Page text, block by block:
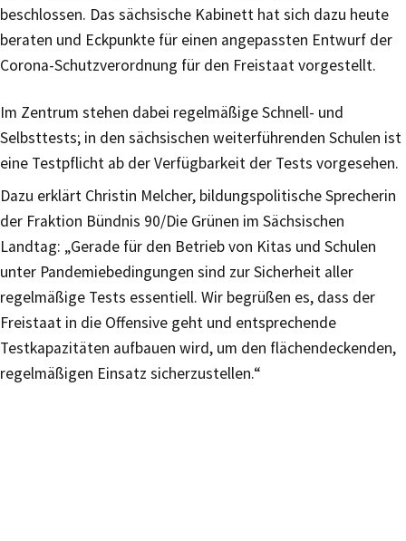
beschlossen. Das sächsische Kabinett hat sich dazu heute
beraten und Eckpunkte für einen angepassten Entwurf der
Corona-Schutzverordnung für den Freistaat vorgestellt.
Im Zentrum stehen dabei regelmäßige Schnell- und
Selbsttests; in den sächsischen weiterführenden Schulen ist
eine Testpflicht ab der Verfügbarkeit der Tests vorgesehen.
Dazu erklärt Christin Melcher, bildungspolitische Sprecherin
der Fraktion Bündnis 90/Die Grünen im Sächsischen
Landtag: „Gerade für den Betrieb von Kitas und Schulen
unter Pandemiebedingungen sind zur Sicherheit aller
regelmäßige Tests essentiell. Wir begrüßen es, dass der
Freistaat in die Offensive geht und entsprechende
Testkapazitäten aufbauen wird, um den flächendeckenden,
regelmäßigen Einsatz sicherzustellen.“